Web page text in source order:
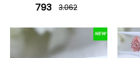
793 3.062